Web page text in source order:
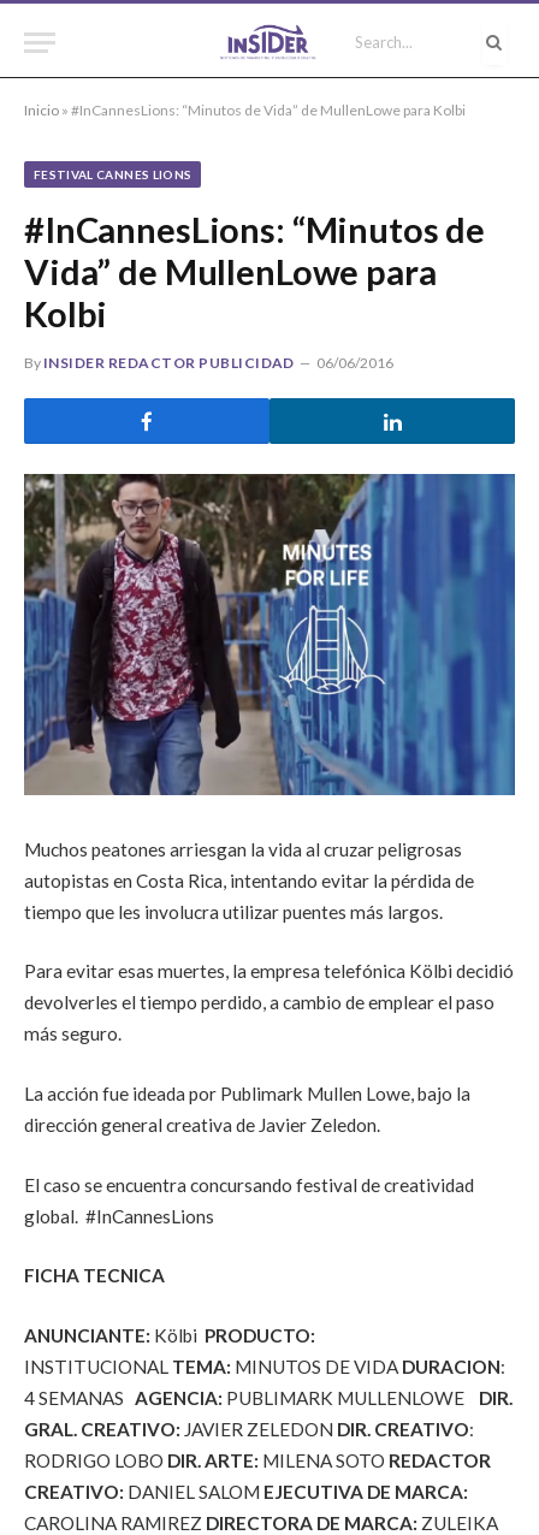
Inicio » #InCannesLions: “Minutos de Vida” de MullenLowe para Kolbi
FESTIVAL CANNES LIONS
#InCannesLions: “Minutos de
Vida” de MullenLowe para
Kolbi
By INSIDER REDACTOR PUBLICIDAD 06/06/2016
Muchos peatones arriesgan la vida al cruzar peligrosas
autopistas en Costa Rica, intentando evitar la pérdida de
tiempo que les involucra utilizar puentes más largos.
Para evitar esas muertes, la empresa telefónica Kölbi decidió
devolverles el tiempo perdido, a cambio de emplear el paso
más seguro.
La acción fue ideada por Publimark Mullen Lowe, bajo la
dirección general creativa de Javier Zeledon.
El caso se encuentra concursando festival de creatividad
global. #InCannesLions
FICHA TECNICA
ANUNCIANTE: Kölbi PRODUCTO:
INSTITUCIONAL TEMA: MINUTOS DE VIDA DURACION:
4 SEMANAS AGENCIA: PUBLIMARK MULLENLOWE DIR.
GRAL. CREATIVO: JAVIER ZELEDON DIR. CREATIVO:
RODRIGO LOBO DIR. ARTE: MILENA SOTO REDACTOR
CREATIVO: DANIEL SALOM EJECUTIVA DE MARCA:
CAROLINA RAMIREZ DIRECTORA DE MARCA: ZULEIKA